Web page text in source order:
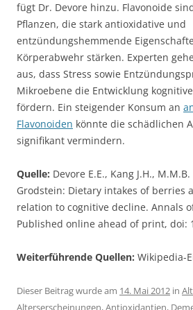
fügt Dr. Devore hinzu. Flavonoide
Pflanzen, die stark antioxidative und
entzündungshemmende
Körperabwehr stärken. Experten
aus, dass Stress sowie
Mikroebene die Entwicklung
fördern. Ein steigender Konsum an
Flavonoiden könnte die schädlichen
signifikant vermindern.
Quelle: Devore E.E., Kang J.H.,
Grodstein: Dietary intakes of berries
relation to cognitive decline. Annals
Published online ahead of print, doi:
Weiterführende Quellen: Wikipedia-
Dieser Beitrag wurde am 14. Mai 2012 in
Alterserscheinungen,Antioxidantien,